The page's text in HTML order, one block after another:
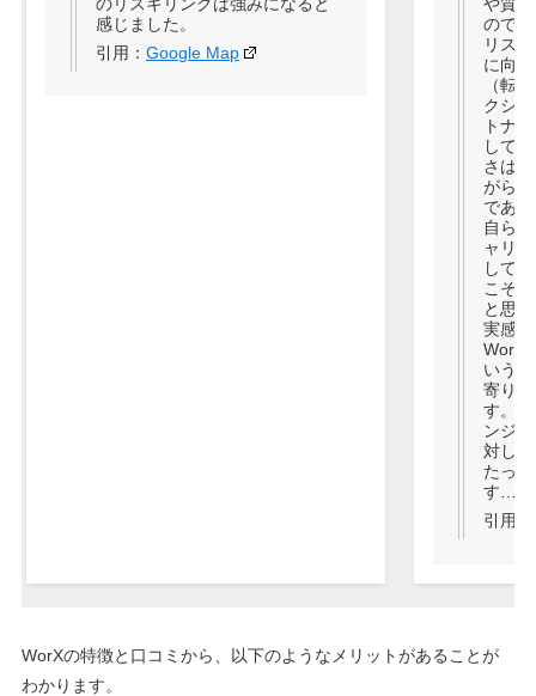
のリスキリングは強みになると
感じました。
引用：Google Map
や質
ので
リス
に向
（転
クシ
トナ
して
さは
がら
であ
自ら
ャリ
して
こそ
と思
実感
WorX
いう
寄り
す。
ンジ
対し
たっ
す…！
引用：
WorXの特徴と口コミから、以下のようなメリットがあることが
わかります。